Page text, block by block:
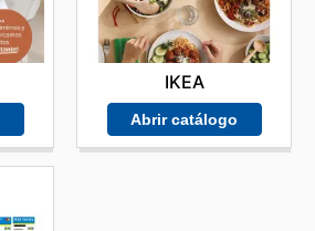
IKEA
Abrir catálogo